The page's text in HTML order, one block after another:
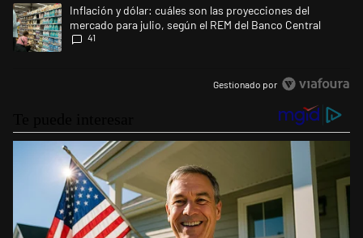
Un artículo de tendencia con el título "Inflación y dólar: cuáles son las
Inflación y dólar: cuáles son las proyecciones del
mercado para julio, según el REM del Banco Central
41
Gestionado por